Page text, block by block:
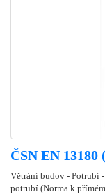
ČSN EN 13180
Větrání budov - Potrubí
potrubí (Norma k